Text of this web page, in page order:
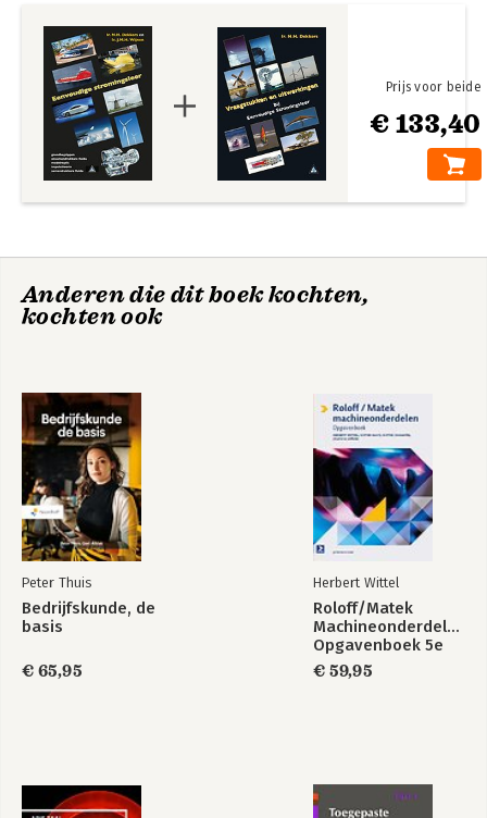
- Trefwoordenregister
- Antwoorden van vraagstukken
€ 133,40
Prijs voor beide
Anderen die dit boek kochten,
kochten ook
Peter Thuis
Bedrijfskunde, de
basis
€ 65,95
Herbert Wittel
Roloff/Matek
Machineonderdelen
Opgavenboek 5e
druk
€ 59,95